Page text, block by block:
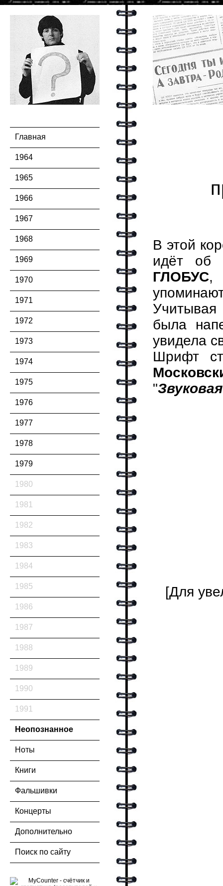
Главная
1964
1965
1966
1967
1968
1969
1970
1971
1972
1973
1974
1975
1976
1977
1978
1979
1980
1981
1982
1983
1984
1985
1986
1987
1988
1989
1990
1991
Неопознанное
Ноты
Книги
Фальшивки
Концерты
Дополнительно
Поиск по сайту
В этой
идёт об
ГЛОБУС,
Учитывая
была
увидела
Шрифт
"
[Для